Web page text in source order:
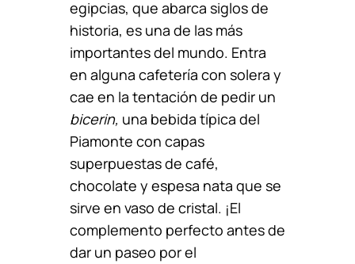
egipcias, que abarca siglos de
historia, es una de las más
importantes del mundo. Entra
en alguna cafetería con solera y
cae en la tentación de pedir un
bicerin, una bebida típica del
Piamonte con capas
superpuestas de café,
chocolate y espesa nata que se
sirve en vaso de cristal. ¡El
complemento perfecto antes de
dar un paseo por el